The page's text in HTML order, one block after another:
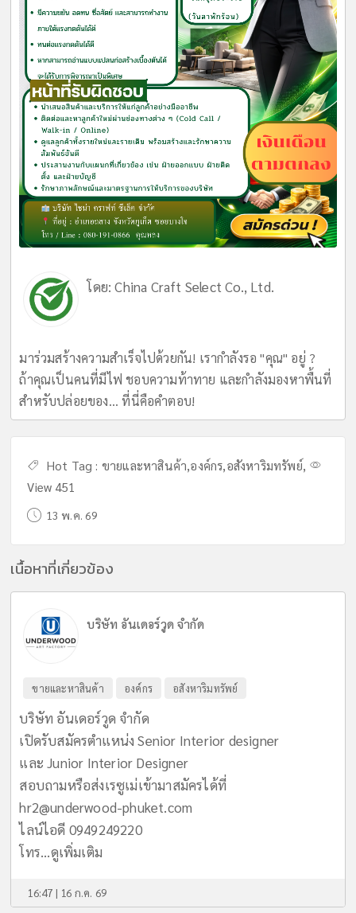
โดย:China Craft Select Co., Ltd.
มาร่วมสร้างความสำเร็จไปด้วยกัน! เรากำลังรอ "คุณ" อยู่ ?
ถ้าคุณเป็นคนที่มีไฟ ชอบความท้าทาย และกำลังมองหาพื้นที่
สำหรับปล่อยของ... ที่นี่คือคำตอบ!
Hot Tag : ขายและหาสินค้า,องค์กร,อสังหาริมทรัพย์,
View 451
13 พ.ค. 69
เนื้อหาที่เกี่ยวข้อง
บริษัท อันเดอร์วูด จำกัด
ขายและหาสินค้า องค์กร อสังหาริมทรัพย์
บริษัท อันเดอร์วูด จำกัด
เปิดรับสมัครตำแหน่ง Senior Interior designer
และ Junior Interior Designer
สอบถามหรือส่งเรซูเม่เข้ามาสมัครได้ที่
hr2@underwood-phuket.com
ไลน์ไอดี 0949249220
โทร...ดูเพิ่มเติม
16:47 | 16 ก.ค. 69